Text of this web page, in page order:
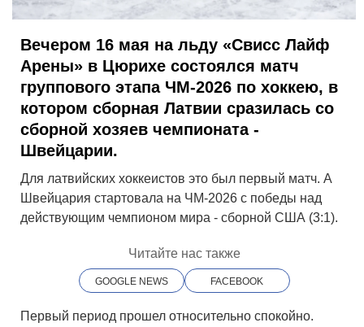
Вечером 16 мая на льду «Свисс Лайф
Арены» в Цюрихе состоялся матч
группового этапа ЧМ-2026 по хоккею, в
котором сборная Латвии сразилась со
сборной хозяев чемпионата -
Швейцарии.
Для латвийских хоккеистов это был первый матч. А
Швейцария стартовала на ЧМ-2026 с победы над
действующим чемпионом мира - сборной США (3:1).
Читайте нас также
GOOGLE NEWS FACEBOOK
Первый период прошел относительно спокойно.